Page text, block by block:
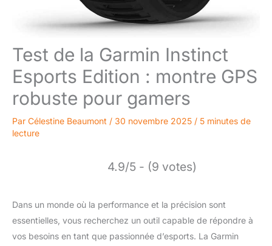
Test de la Garmin Instinct
Esports Edition : montre GPS
robuste pour gamers
Par Célestine Beaumont / 30 novembre 2025 / 5 minutes de
lecture
4.9/5 - (9 votes)
Dans un monde où la performance et la précision sont
essentielles, vous recherchez un outil capable de répondre à
vos besoins en tant que passionnée d’esports. La Garmin